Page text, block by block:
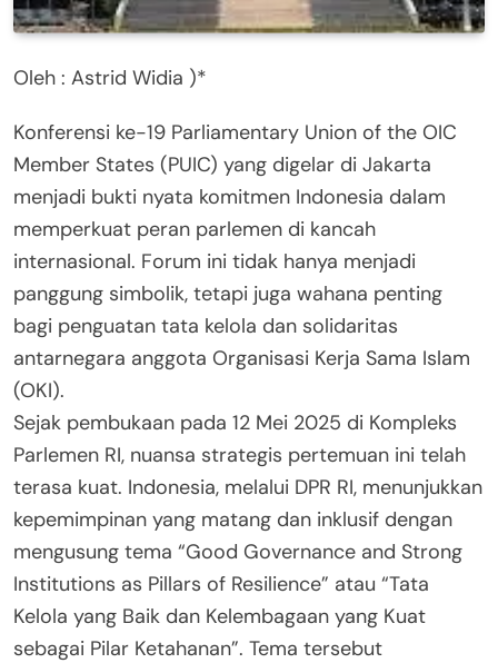
Oleh : Astrid Widia )*
Konferensi ke-19 Parliamentary Union of the OIC
Member States (PUIC) yang digelar di Jakarta
menjadi bukti nyata komitmen Indonesia dalam
memperkuat peran parlemen di kancah
internasional. Forum ini tidak hanya menjadi
panggung simbolik, tetapi juga wahana penting
bagi penguatan tata kelola dan solidaritas
antarnegara anggota Organisasi Kerja Sama Islam
(OKI).
Sejak pembukaan pada 12 Mei 2025 di Kompleks
Parlemen RI, nuansa strategis pertemuan ini telah
terasa kuat. Indonesia, melalui DPR RI, menunjukkan
kepemimpinan yang matang dan inklusif dengan
mengusung tema “Good Governance and Strong
Institutions as Pillars of Resilience” atau “Tata
Kelola yang Baik dan Kelembagaan yang Kuat
sebagai Pilar Ketahanan”. Tema tersebut